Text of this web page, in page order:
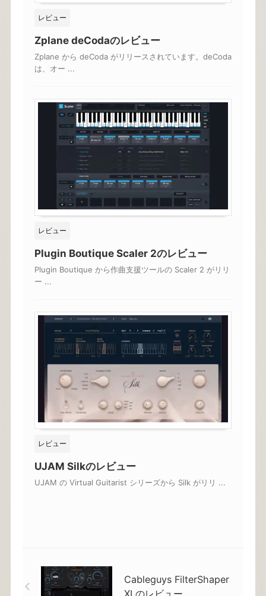
レビュー
Zplane deCodaのレビュー
Zplane から deCoda がリリースされています。deCoda
は、オー ...
レビュー
Plugin Boutique Scaler 2のレビュー
Plugin Boutique から作曲支援ツールの Scaler 2 がリリ
ー ...
レビュー
UJAM Silkのレビュー
UJAM の Virtual Guitarist シリーズから Silk がリリ ...
Cableguys FilterShaper
XLのレビュー